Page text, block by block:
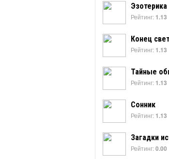
Эзотерика
Рейтинг: 1.13
Конец
Рейтинг: 1.13
Тайные
Рейтинг: 1.13
Сонник
Рейтинг: 1.13
Загадки
Рейтинг:0.00